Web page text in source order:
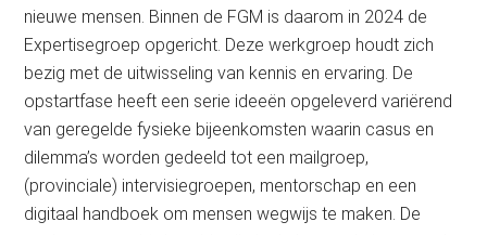
nieuwe mensen. Binnen de FGM is daarom in 2024 de
Expertisegroep opgericht. Deze werkgroep houdt zich
bezig met de uitwisseling van kennis en ervaring. De
opstartfase heeft een serie ideeën opgeleverd variërend
van geregelde fysieke bijeenkomsten waarin casus en
dilemma’s worden gedeeld tot een mailgroep,
(provinciale) intervisiegroepen, mentorschap en een
digitaal handboek om mensen wegwijs te maken. De